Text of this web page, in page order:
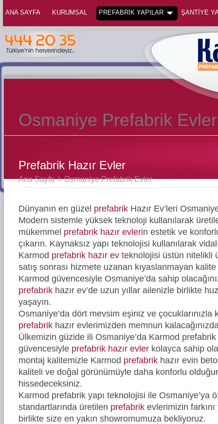
ANA SAYFA KURUMSAL PREFABRİK YAPILAR ŞANTİYE
Osmaniye Prefabrik Evler
Prefabrik Hazır Evler
Ana Sayfa \Osmaniye Prefabrik Evler
Dünyanın en güzel prefabrik Hazır Ev’leri
Modern sistemle yüksek teknoloji kullanılarak
mükemmel prefabrik hazır evlerin estetik ve
çıkarın. Kaynaksız yapı teknolojisi kullanılarak
Karmod prefabrik hazır ev teknolojisi üstün nitelikli
satış sonrası hizmete uzanan kıyaslanmayan kalite
Karmod güvencesiyle Osmaniye’da sahip
prefabrik hazır ev’de uzun yıllar ailenizle birlikte
yaşayın.
Osmaniye’da dört mevsim eşiniz ve çocuklarınızla
prefabrik hazır evlerimizden memnun
Ülkemizin güzide ili Osmaniye’da Karmod prefabrik
güvencesiyle prefabrik hazır evler kolayca sahip
montaj kalitemizle Karmod prefabrik hazır evin
kaliteli ve doğal görünümüyle daha konforlu
hissedeceksiniz.
Karmod prefabrik yapı teknolojisi ile Osmaniye’ya
standartlarında üretilen prefabrik evlerimizin
birlikte size en yakın showromumuza bekliyoruz.